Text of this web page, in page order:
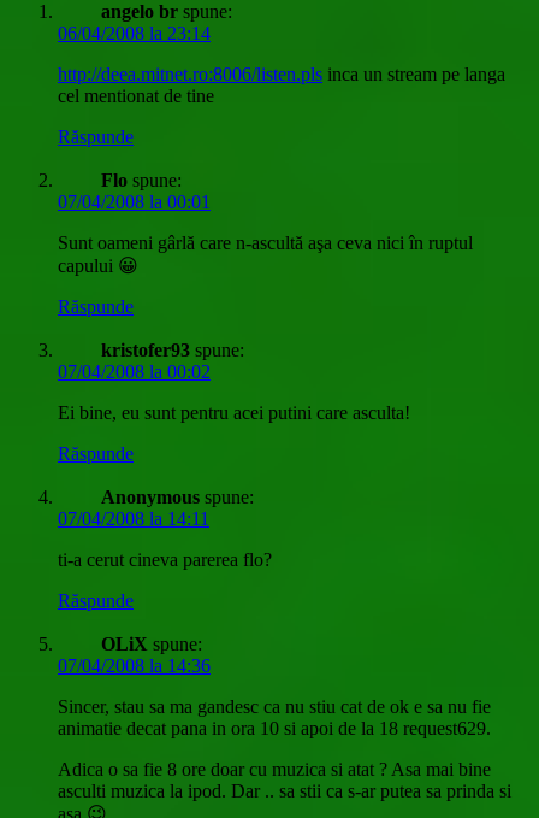
angelo br spune:
06/04/2008 la 23:14
http://deea.mitnet.ro:8006/listen.pls inca un stream pe langa
cel mentionat de tine
Răspunde
Flo spune:
07/04/2008 la 00:01
Sunt oameni gârlă care n-ascultă aşa ceva nici în ruptul
capului 😀
Răspunde
kristofer93 spune:
07/04/2008 la 00:02
Ei bine, eu sunt pentru acei putini care asculta!
Răspunde
Anonymous spune:
07/04/2008 la 14:11
ti-a cerut cineva parerea flo?
Răspunde
OLiX spune:
07/04/2008 la 14:36
Sincer, stau sa ma gandesc ca nu stiu cat de ok e sa nu fie
animatie decat pana in ora 10 si apoi de la 18 request629.
Adica o sa fie 8 ore doar cu muzica si atat ? Asa mai bine
asculti muzica la ipod. Dar .. sa stii ca s-ar putea sa prinda si